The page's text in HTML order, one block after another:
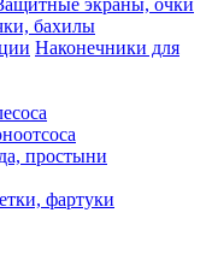
экраны, очки
бахилы
Наконечники для
простыни
фартуки